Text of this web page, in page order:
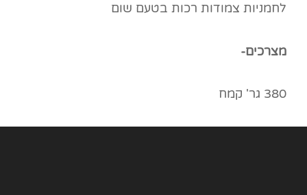
לחמניות צמודות רכות בטעם שום
מצרכים-
380 גר' קמח